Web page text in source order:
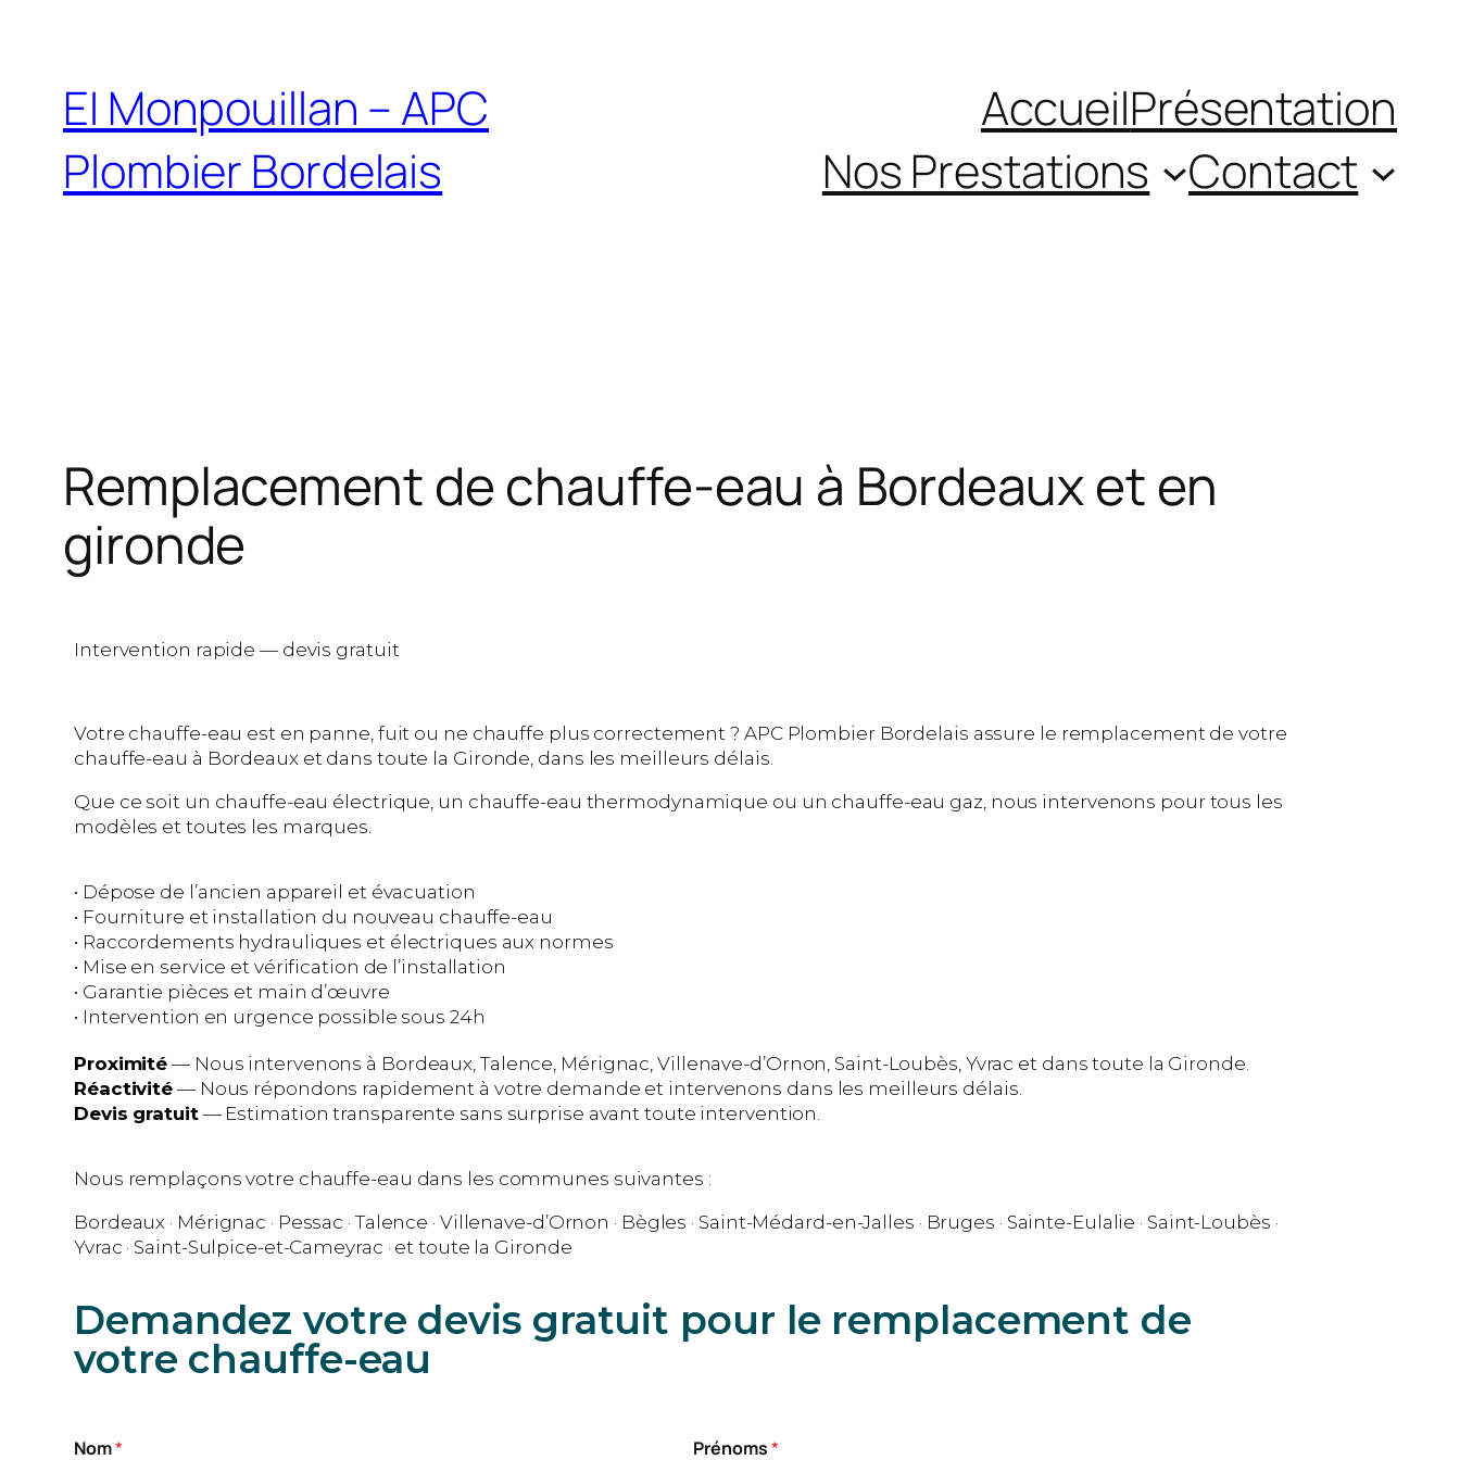
EI Monpouillan – APC
Plombier Bordelais
AccueilPrésentation
Nos Prestations
Contact
Remplacement de chauffe-eau à Bordeaux et en
gironde
Intervention rapide — devis gratuit
Votre chauffe-eau est en panne, fuit ou ne chauffe plus correctement ? APC Plombier Bordelais assure le remplacement de votre
chauffe-eau à Bordeaux et dans toute la Gironde, dans les meilleurs délais.
Que ce soit un chauffe-eau électrique, un chauffe-eau thermodynamique ou un chauffe-eau gaz, nous intervenons pour tous les
modèles et toutes les marques.
• Dépose de l’ancien appareil et évacuation
• Fourniture et installation du nouveau chauffe-eau
• Raccordements hydrauliques et électriques aux normes
• Mise en service et vérification de l’installation
• Garantie pièces et main d’œuvre
• Intervention en urgence possible sous 24h
Proximité — Nous intervenons à Bordeaux, Talence, Mérignac, Villenave-d’Ornon, Saint-Loubès, Yvrac et dans toute la Gironde.
Réactivité — Nous répondons rapidement à votre demande et intervenons dans les meilleurs délais.
Devis gratuit— Estimation transparente sans surprise avant toute intervention.
Nous remplaçons votre chauffe-eau dans les communes suivantes :
Bordeaux · Mérignac · Pessac · Talence · Villenave-d’Ornon · Bègles · Saint-Médard-en-Jalles · Bruges · Sainte-Eulalie · Saint-Loubès ·
Yvrac · Saint-Sulpice-et-Cameyrac · et toute la Gironde
Demandez votre devis gratuit pour le remplacement de
votre chauffe-eau
Nom* Prénoms*